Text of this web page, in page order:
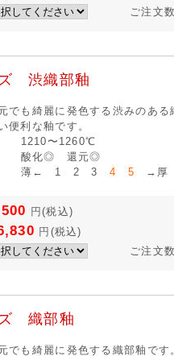
ご注文
渋織部釉
でも綺麗に発色する渋みのあ
便利な釉です。
1210〜1260℃
酸化◎ 還元◎
薄← 1 2 34 5 →厚
円(税込)
円 (税込)
ご注文
織部釉
でも綺麗に発色する織部釉で